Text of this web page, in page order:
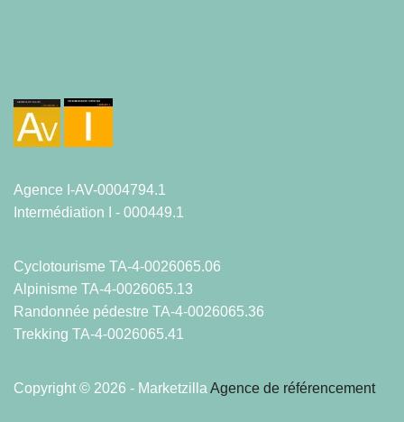
Agence I-AV-0004794.1
Intermédiation I - 000449.1
Cyclotourisme TA-4-0026065.06
Alpinisme TA-4-0026065.13
Randonnée pédestre TA-4-0026065.36
Trekking TA-4-0026065.41
Copyright © 2026 - Marketzilla Agence de référencement